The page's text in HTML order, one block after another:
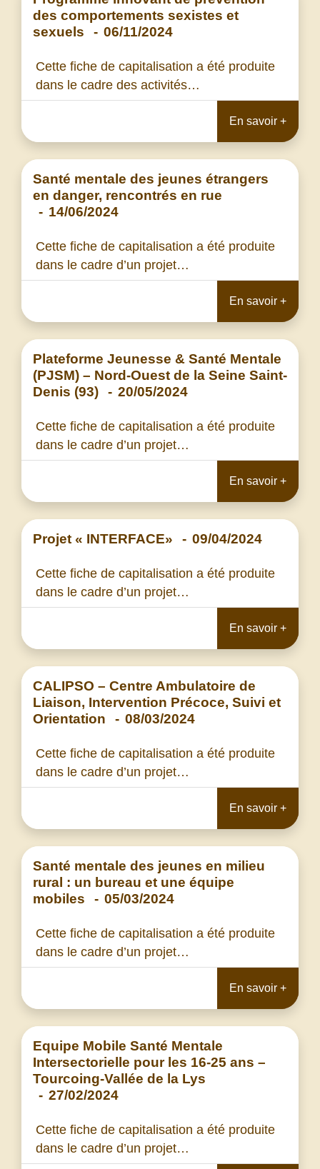
des comportements sexistes et
sexuels
- 06/11/2024
Cette fiche de capitalisation a été produite
dans le cadre des activités…
En savoir +
Santé mentale des jeunes étrangers
en danger, rencontrés en rue
- 14/06/2024
Cette fiche de capitalisation a été produite
dans le cadre d’un projet…
En savoir +
Plateforme Jeunesse & Santé Mentale
(PJSM) – Nord-Ouest de la Seine Saint-
Denis (93)
- 20/05/2024
Cette fiche de capitalisation a été produite
dans le cadre d’un projet…
En savoir +
Projet « INTERFACE» - 09/04/2024
Cette fiche de capitalisation a été produite
dans le cadre d’un projet…
En savoir +
CALIPSO – Centre Ambulatoire de
Liaison, Intervention Précoce, Suivi et
Orientation
- 08/03/2024
Cette fiche de capitalisation a été produite
dans le cadre d’un projet…
En savoir +
Santé mentale des jeunes en milieu
rural : un bureau et une équipe
mobiles
- 05/03/2024
Cette fiche de capitalisation a été produite
dans le cadre d’un projet…
En savoir +
Equipe Mobile Santé Mentale
Intersectorielle pour les 16-25 ans –
Tourcoing-Vallée de la Lys
- 27/02/2024
Cette fiche de capitalisation a été produite
dans le cadre d’un projet…